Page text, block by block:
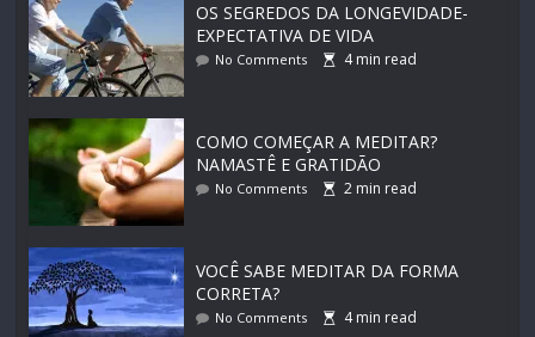
OS SEGREDOS DA LONGEVIDADE-
EXPECTATIVA DE VIDA
No Comments 4min read
COMO COMEÇAR A MEDITAR?
NAMASTÊ E GRATIDÃO
No Comments 2 min read
VOCÊ SABE MEDITAR DA FORMA
CORRETA?
No Comments 4min read